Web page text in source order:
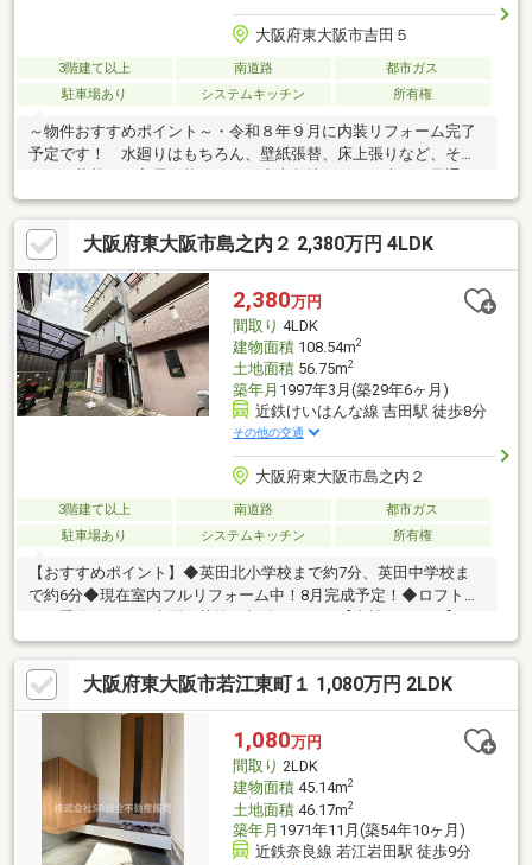
大阪府東大阪市吉田５
3階建て以上 南道路
都市ガス
駐車場あり
システムキッチン 所有権
～物件おすすめポイント～・令和８年９月に内装リフォーム完了
予定です！ 水廻りはもちろん、壁紙張替、床上張りなど、その
が良好です！・近鉄奈良線「河内花園駅」が徒歩約８分、「東花
園駅」まで徒歩約９分の立地。・徒歩圏内にはお買い物施設（ス
ーパーや薬局、コンビニ）が充実しており、 生活しやすい住環
境です。～リフォーム内容～・キッチン新調・浴室新調・トイレ
新調・ウォシュレット取付・クロス張替・TVモニターホン取付・
フロアタイル上張（DK）・CF張替・畳表替・シャンプードレッサ
ー新調・建具調整工事・ハウスクリーニング等
大阪府東大阪市島之内２ 2,380万円 4LDK
2,380万円
間取り 4LDK
建物面積108.54m2
土地面積56.75m2
築年月 1997年3月(築29年6ヶ月)
近鉄けいはんな線 吉田駅 徒歩8分
その他の交通
大阪府東大阪市島之内２
3階建て以上 南道路
都市ガス
駐車場あり
システムキッチン 所有権
【おすすめポイント】◆英田北小学校まで約7分、英田中学校ま
で約6分◆現在室内フルリフォーム中！8月完成予定！◆ロフト付
きで季節のものや大型の荷物も収納できます【当社について】・
大阪市内／守口市／寝屋川市／枚方市エリアを主に取り扱ってお
ります。・その他エリアもお取り扱い可能ですのでお気軽にご相
談下さい♪・お客様のライフスタイルに合わせた接客が得意です
♪・お電話以外にも、メール、SMS、LINEなど柔軟にご対応いた
します！・ご不安点ゼロを目標に接客を心掛けています！・気さ
くでとっても話しやすいスタッフが揃っていますので、初めて不
動産をご検討の方でもご安心ください♪
大阪府東大阪市若江東町１ 1,080万円 2LDK
1,080万円
間取り 2LDK
建物面積45.14m2
土地面積46.17m2
築年月 1971年11月(築54年10ヶ月)
近鉄奈良線 若江岩田駅 徒歩9分